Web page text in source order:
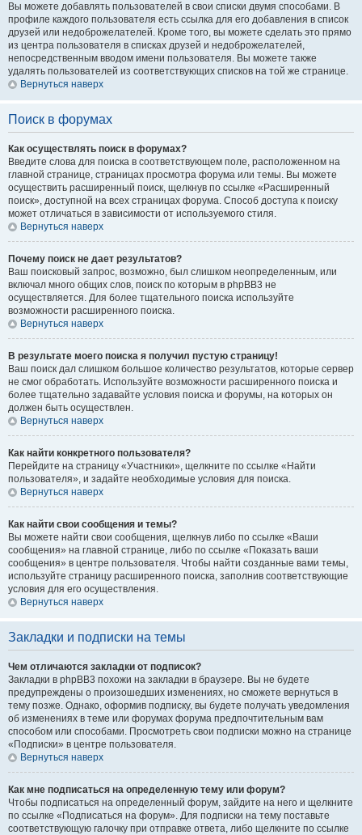
Вы можете добавлять пользователей в свои списки двумя способами. В
профиле каждого пользователя есть ссылка для его добавления в список
друзей или недоброжелателей. Кроме того, вы можете сделать это прямо
из центра пользователя в списках друзей и недоброжелателей,
непосредственным вводом имени пользователя. Вы можете также
удалять пользователей из соответствующих списков на той же странице.
Вернуться наверх
Поиск в форумах
Как осуществлять поиск в форумах?
Введите слова для поиска в соответствующем поле, расположенном на
главной странице, страницах просмотра форума или темы. Вы можете
осуществить расширенный поиск, щелкнув по ссылке «Расширенный
поиск», доступной на всех страницах форума. Способ доступа к поиску
может отличаться в зависимости от используемого стиля.
Вернуться наверх
Почему поиск не дает результатов?
Ваш поисковый запрос, возможно, был слишком неопределенным, или
включал много общих слов, поиск по которым в phpBB3 не
осуществляется. Для более тщательного поиска используйте
возможности расширенного поиска.
Вернуться наверх
В результате моего поиска я получил пустую страницу!
Ваш поиск дал слишком большое количество результатов, которые сервер
не смог обработать. Используйте возможности расширенного поиска и
более тщательно задавайте условия поиска и форумы, на которых он
должен быть осуществлен.
Вернуться наверх
Как найти конкретного пользователя?
Перейдите на страницу «Участники», щелкните по ссылке «Найти
пользователя», и задайте необходимые условия для поиска.
Вернуться наверх
Как найти свои сообщения и темы?
Вы можете найти свои сообщения, щелкнув либо по ссылке «Ваши
сообщения» на главной странице, либо по ссылке «Показать ваши
сообщения» в центре пользователя. Чтобы найти созданные вами темы,
используйте страницу расширенного поиска, заполнив соответствующие
условия для его осуществления.
Вернуться наверх
Закладки и подписки на темы
Чем отличаются закладки от подписок?
Закладки в phpBB3 похожи на закладки в браузере. Вы не будете
предупреждены о произошедших изменениях, но сможете вернуться в
тему позже. Однако, оформив подписку, вы будете получать уведомления
об изменениях в теме или форумах форума предпочтительным вам
способом или способами. Просмотреть свои подписки можно на странице
«Подписки» в центре пользователя.
Вернуться наверх
Как мне подписаться на определенную тему или форум?
Чтобы подписаться на определенный форум, зайдите на него и щелкните
по ссылке «Подписаться на форум». Для подписки на тему поставьте
соответствующую галочку при отправке ответа, либо щелкните по ссылке